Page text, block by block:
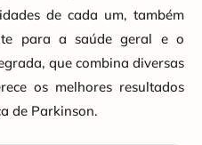
de cada um, também
para a saúde geral e o
que combina diversas
os melhores resultados
de Parkinson.